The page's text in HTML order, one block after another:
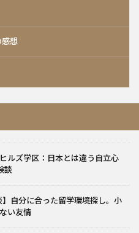
感想
ルズ学区：日本とは違う自立心
談
自分に合った留学環境探し。小
い友情